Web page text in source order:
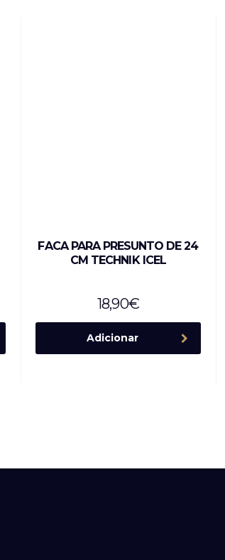
FACA PARA PRESUNTO DE 24
CM TECHNIK ICEL
18,90€
Adicionar